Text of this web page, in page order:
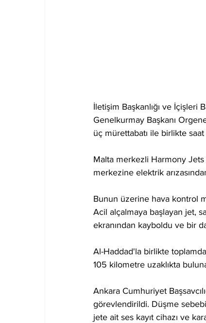
İletişim Başkanlığı ve İçişleri
Genelkurmay Başkanı
üç mürettabatı ile birlikte saat
Malta merkezli Harmony Jets
merkezine elektrik
Bunun üzerine hava kontrol
Acil alçalmaya başlayan jet,
ekranından kayboldu ve bir
Al-Haddad'la birlikte
105 kilometre uzaklıkta
Ankara Cumhuriyet
görevlendirildi. Düşme
jete ait ses kayıt cihazı ve